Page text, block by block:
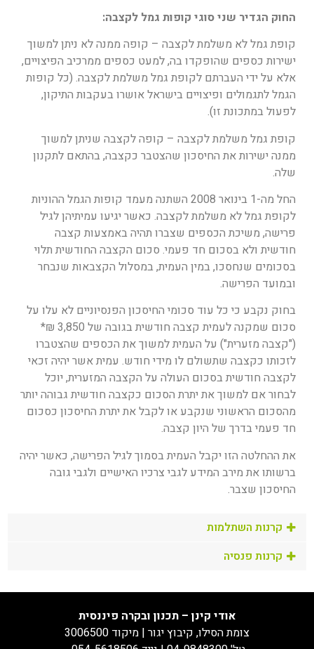
החוק הגדיר שני סוגי קופות גמל לקצבה:
קופת גמל לא משלמת לקצבה – קופה ממנה לא ניתן למשוך
ישירות כספים שהופקדו בה, למעט כספים ממרכיב הפיצויים,
אלא על ידי העברתם לקופת גמל משלמת לקצבה. (כל קופות
הגמל לתגמולים ופיצויים בישראל אושרו בעקבות התיקון,
לפעול במתכונת זו).
קופת גמל משלמת לקצבה – קופה לקצבה שניתן למשוך
ממנה ישירות את החיסכון שהצטבר כקצבה, בהתאם לתקנון
שלה.
החל מה-1 בינואר 2008 השתנה מעמד קופות הגמל ההוניות
לקופת גמל לא משלמת לקצבה. כאשר יגיעו עמיתיהן לגיל
פרישה, משיכת הכספים שצברו תהיה באמצעות קצבה
חודשית ולא בסכום חד פעמי. סכום הקצבה החודשית תלוי
בסכומים שנחסכו, במין העמית, במסלול הקצבאות שנבחר
ובמועד הפרישה.
בחוק נקבע כי כל עוד סכומי החיסכון הפנסיוניים לא עלו על
סכום שמקנה לעמית קצבה חודשית בגובה של 3,850 ₪*
("קצבה מזערית") על העמית למשוך את הכספים שהצטברו
לזכותו כקצבה שתשולם לו מידי חודש. עמית אשר יהיה זכאי
לקצבה חודשית בסכום העולה על הקצבה המזערית, יוכל
לבחור אם למשוך את יתרת הסכום כקצבה חודשית גבוהה יותר
מהסכום הראשוני שנקבע או לקבל את יתרת החיסכון כסכום
חד פעמי בדרך של היון קצבה.
את ההחלטה הזו יקבל העמית בסמוך לגיל הפרישה, כאשר יהיה
ברשותו את מירב המידע לגבי צרכיו האישיים ולגבי גובה
החיסכון שצבר.
קרנות השתלמות
קרנות פנסיה
אודי קינן – תכנון ובקרה פיננסית
צומת הסילו, קיבוץ יגור | מיקוד 3006500